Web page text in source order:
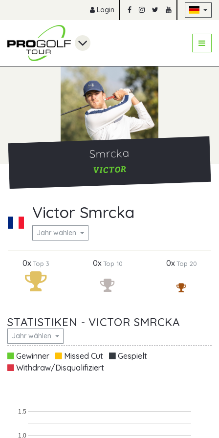
Login
Smrcka
VICTOR
Victor Smrcka
Jahr wählen
0xTop 3 0xTop 10 0xTop 20
STATISTIKEN - VICTOR SMRCKA
Jahr wählen
Gewinner Missed Cut
Gespielt
Withdraw/Disqualifiziert
1.0
1.5